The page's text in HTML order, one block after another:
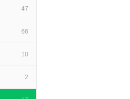
47
66
10
2